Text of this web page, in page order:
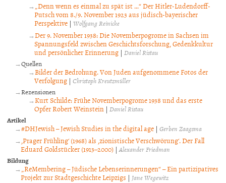
„Denn wenn es einmal zu spät ist …“ Der Hitler-Ludendorff-
Putsch vom 8./9. November 1923 aus jüdisch-bayerischer
Perspektive | Wolfgang Reinicke
Der 9. November 1938: Die Novemberpogrome in Sachsen im
Spannungsfeld zwischen Geschichtsforschung, Gedenkkultur
und persönlicher Erinnerung | Daniel Ristau
Quellen
Bilder der Bedrohung. Von Juden aufgenommene Fotos der
Verfolgung | Christoph Kreutzmüller
Rezensionen
Kurt Schilde: Frühe Novemberpogrome 1938 und das erste
Opfer Robert Weinstein | Daniel Ristau
Artikel
#DHJewish – Jewish Studies in the digital age |Gerben Zaagsma
‚Prager Frühling‘ (1968) als ‚zionistische Verschwörung‘. Der Fall
Eduard Goldstücker (1913–2000) |Alexander Friedman
Bildung
„ReMembering – Jüdische Lebenserinnerungen“ – Ein partizipatives
Projekt zur Stadtgeschichte Leipzigs | Jane Wegewitz